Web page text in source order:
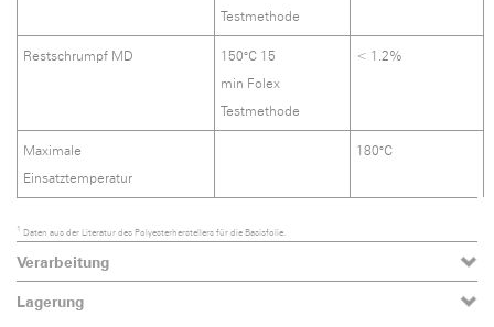
Testmethode
Restschrumpf MD
150°C 15
min Folex
Testmethode
< 1.2%
Maximale
Einsatztemperatur
180°C
1 Daten aus der Literatur des Polyesterherstellers für die Basisfolie.
Verarbeitung
Lagerung